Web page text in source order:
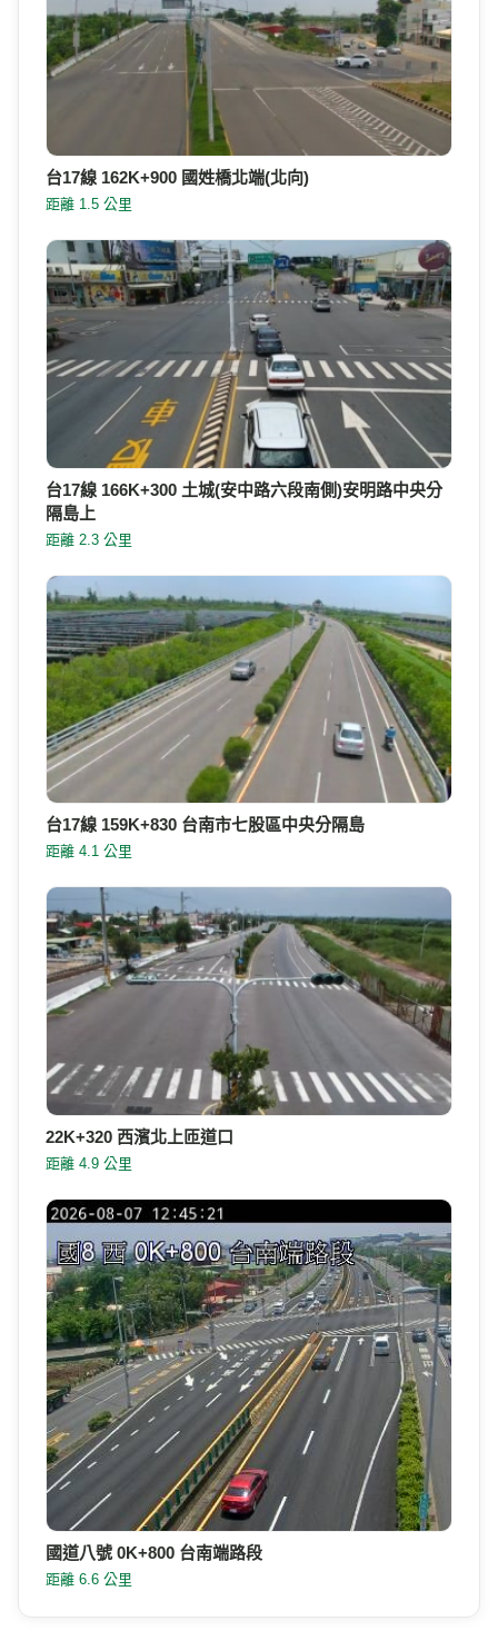
台17線 162K+900 國姓橋北端(北向)
距離 1.5 公里
台17線 166K+300 土城(安中路六段南側)安明路中央分
隔島上
距離 2.3 公里
台17線 159K+830 台南市七股區中央分隔島
距離 4.1 公里
22K+320 西濱北上匝道口
距離 4.9 公里
國道八號 0K+800 台南端路段
距離 6.6 公里